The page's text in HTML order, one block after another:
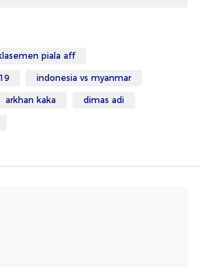
piala aff
indonesia vs myanmar
arkhan kaka dimas adi